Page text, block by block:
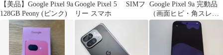
【美品】Google Pixel 9a
128GB Peony (ピンク)
Google Pixel 5 SIMフ
リー スマホ
Google Pixel 9a 完動品
（画面ヒビ・角スレあ
り）